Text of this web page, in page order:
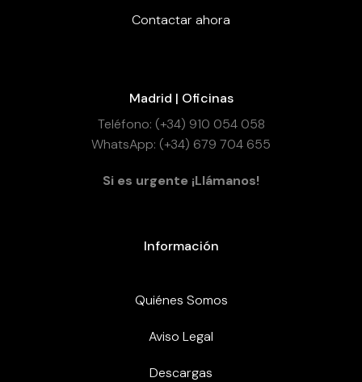
Contactar ahora
Madrid | Oficinas
Teléfono: (+34) 910 054 058
WhatsApp: (+34) 679 704 655
Si es urgente ¡Llámanos!
Información
Quiénes Somos
Aviso Legal
Descargas